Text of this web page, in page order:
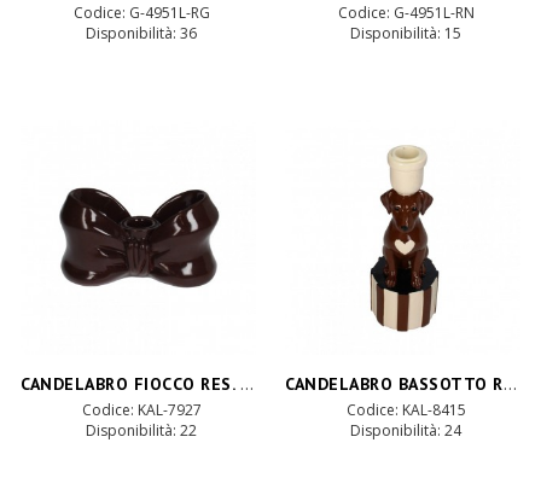
Codice: G-4951L-RG
Disponibilità: 36
Codice: G-4951L-RN
Disponibilità: 15
CANDELABRO FIOCCO RES. 7X14 H7cm-marrone
Codice: KAL-7927
Disponibilità: 22
CANDELABRO BASSOTTO RES. 8X10 H22-marron
Codice: KAL-8415
Disponibilità: 24